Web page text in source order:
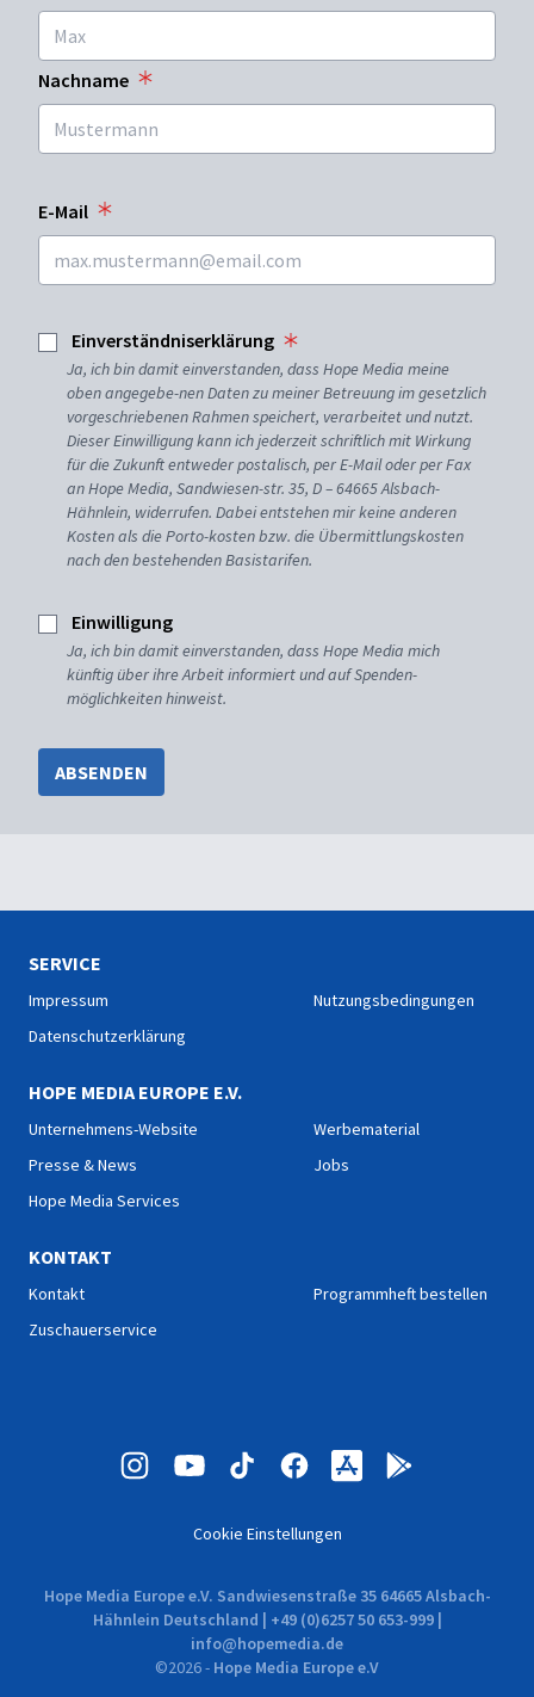
Nachname
E-Mail
Einverständniserklärung
Ja, ich bin damit einverstanden, dass Hope Media meine
oben angegebe-nen Daten zu meiner Betreuung im gesetzlich
vorgeschriebenen Rahmen speichert, verarbeitet und nutzt.
Dieser Einwilligung kann ich jederzeit schriftlich mit Wirkung
für die Zukunft entweder postalisch, per E-Mail oder per Fax
an Hope Media, Sandwiesen-str. 35, D – 64665 Alsbach-
Hähnlein, widerrufen. Dabei entstehen mir keine anderen
Kosten als die Porto-kosten bzw. die Übermittlungskosten
nach den bestehenden Basistarifen.
Einwilligung
Ja, ich bin damit einverstanden, dass Hope Media mich
künftig über ihre Arbeit informiert und auf Spenden-
möglichkeiten hinweist.
ABSENDEN
SERVICE
Impressum
Datenschutzerklärung
Nutzungsbedingungen
HOPE MEDIA EUROPE E.V.
Unternehmens-Website
Presse & News
Hope Media Services
Werbematerial
Jobs
KONTAKT
Kontakt
Zuschauerservice
Programmheft bestellen
Cookie Einstellungen
Hope Media Europe e.V. Sandwiesenstraße 35 64665 Alsbach-
Hähnlein Deutschland | +49 (0)6257 50 653-999 |
info@hopemedia.de
©2026- Hope Media Europe e.V